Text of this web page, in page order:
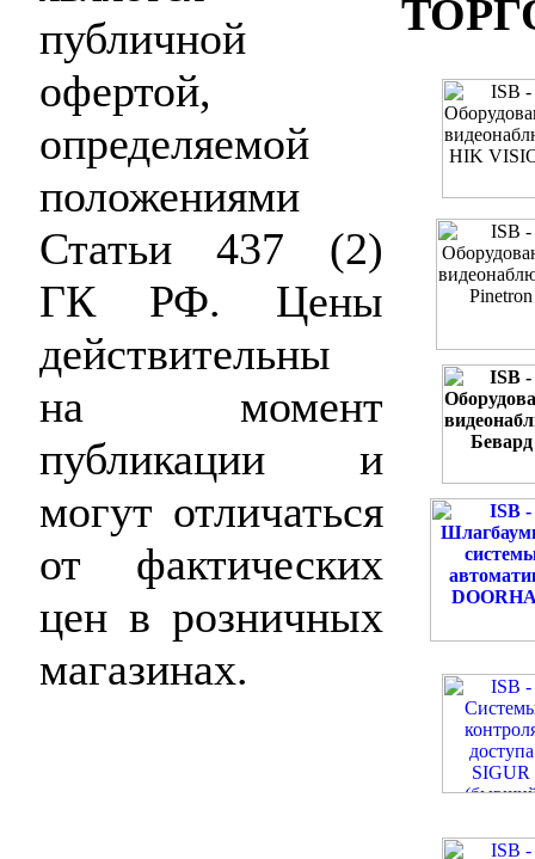
публичной
офертой,
определяемой
положениями
Статьи 437 (2)
ГК РФ. Цены
действительны
на момент
публикации и
могут отличаться
от фактических
цен в розничных
магазинах.